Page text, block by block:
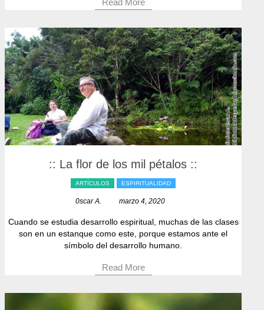
:: La flor de los mil pétalos ::
ARTÍCULOS ESPIRITUALIDAD
0scar A. marzo 4, 2020
Cuando se estudia desarrollo espiritual, muchas de las clases
son en un estanque como este, porque estamos ante el
símbolo del desarrollo humano.
Read More